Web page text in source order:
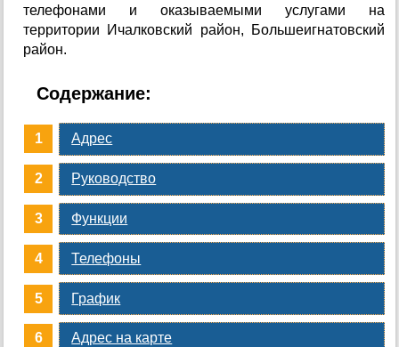
телефонами и оказываемыми услугами на
территории Ичалковский район, Большеигнатовский
район.
Содержание:
Адрес
Руководство
Функции
Телефоны
График
Адрес на карте